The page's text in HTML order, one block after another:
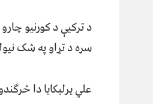
سره د تړاو په شک
علي یرلیکایا دا څرګندونې